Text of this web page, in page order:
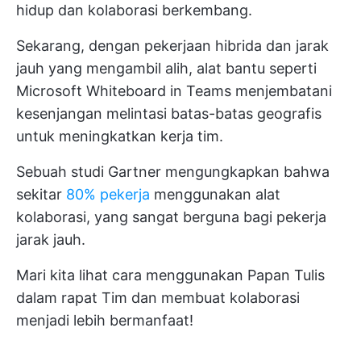
hidup dan kolaborasi berkembang.
Sekarang, dengan pekerjaan hibrida dan jarak
jauh yang mengambil alih, alat bantu seperti
Microsoft Whiteboard in Teams menjembatani
kesenjangan melintasi batas-batas geografis
untuk meningkatkan kerja tim.
Sebuah studi Gartner mengungkapkan bahwa
sekitar 80% pekerja menggunakan alat
kolaborasi, yang sangat berguna bagi pekerja
jarak jauh.
Mari kita lihat cara menggunakan Papan Tulis
dalam rapat Tim dan membuat kolaborasi
menjadi lebih bermanfaat!